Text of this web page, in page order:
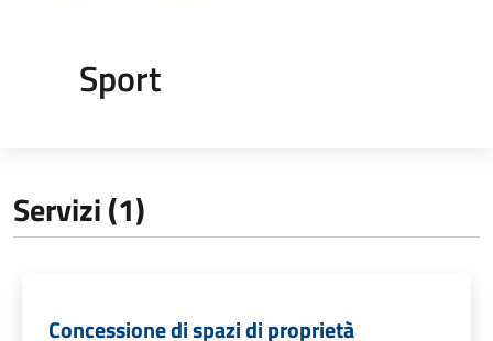
Sport
Servizi (1)
Concessione di spazi di proprietà